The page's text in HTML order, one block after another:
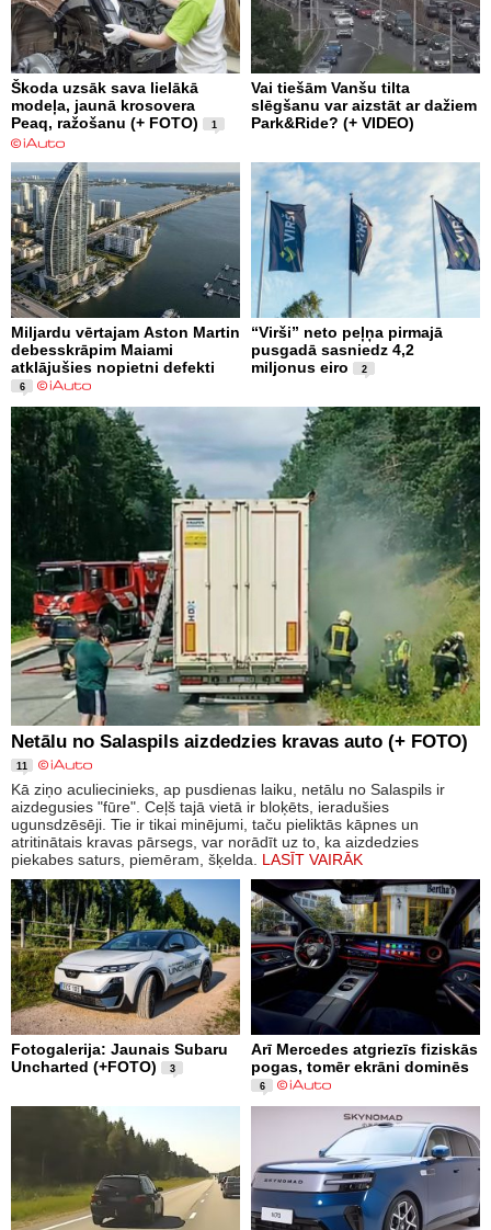
Škoda uzsāk sava lielākā
modeļa, jaunā krosovera
Peaq, ražošanu (+ FOTO)
1
Vai tiešām Vanšu tilta
slēgšanu var aizstāt ar dažiem
Park&Ride? (+ VIDEO)
Miljardu vērtajam Aston Martin
debesskrāpim Maiami
atklājušies nopietni defekti
6
“Virši” neto peļņa pirmajā
pusgadā sasniedz 4,2
miljonus eiro
2
Netālu no Salaspils aizdedzies kravas auto (+ FOTO)
11
Kā ziņo aculiecinieks, ap pusdienas laiku, netālu no Salaspils ir
aizdegusies "fūre". Ceļš tajā vietā ir bloķēts, ieradušies
ugunsdzēsēji. Tie ir tikai minējumi, taču pieliktās kāpnes un
atritinātais kravas pārsegs, var norādīt uz to, ka aizdedzies
piekabes saturs, piemēram, šķelda. LASĪT VAIRĀK
Fotogalerija: Jaunais Subaru
Uncharted (+FOTO)
3
Arī Mercedes atgriezīs fiziskās
pogas, tomēr ekrāni dominēs
6